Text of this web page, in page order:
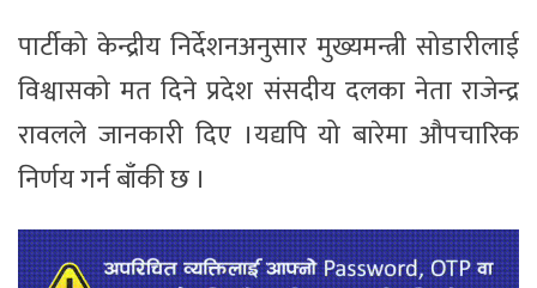
पार्टीको केन्द्रीय निर्देशनअनुसार मुख्यमन्त्री सोडारीलाई
विश्वासको मत दिने प्रदेश संसदीय दलका नेता राजेन्द्र
रावलले जानकारी दिए ।यद्यपि यो बारेमा औपचारिक
निर्णय गर्न बाँकी छ ।